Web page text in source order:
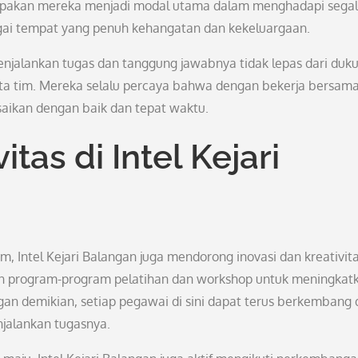
mereka menjadi modal utama dalam menghadapi
tempat yang penuh kehangatan dan kekeluargaan.
tugas dan tanggung jawabnya tidak lepas dari
tim. Mereka selalu percaya bahwa dengan bekerja
dengan baik dan tepat waktu.
di Intel Kejari
Intel Kejari Balangan juga mendorong inovasi dan
program-program pelatihan dan workshop untuk
demikian, setiap pegawai di sini dapat terus berkembang
tugasnya.